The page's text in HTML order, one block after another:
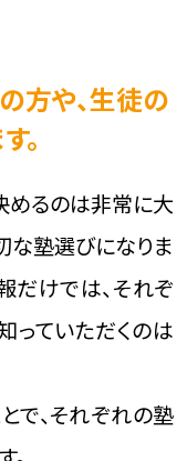
せて頂いておりま
方や、生徒の
。
めるのは非常に大
塾選びになりま
だけでは、それぞ